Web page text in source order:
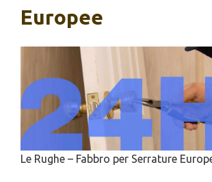
Europee
Le Rughe – Fabbro per Serrature